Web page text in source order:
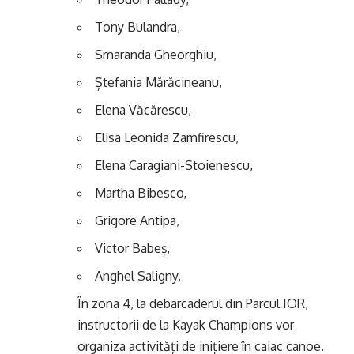
Tony Bulandra,
Smaranda Gheorghiu,
Ștefania Mărăcineanu,
Elena Văcărescu,
Elisa Leonida Zamfirescu,
Elena Caragiani-Stoienescu,
Martha Bibesco,
Grigore Antipa,
Victor Babeș,
Anghel Saligny.
În zona 4, la debarcaderul din Parcul IOR,
instructorii de la Kayak Champions vor
organiza activități de inițiere în caiac canoe.